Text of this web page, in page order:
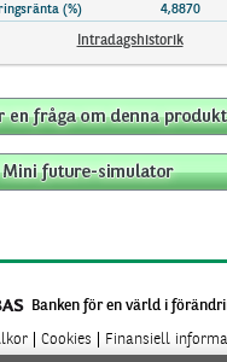
(%)
4,8870
Intradagshistorik
Banken för en värld i
Cookies Finansiell